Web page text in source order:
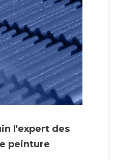
l'expert des
peinture